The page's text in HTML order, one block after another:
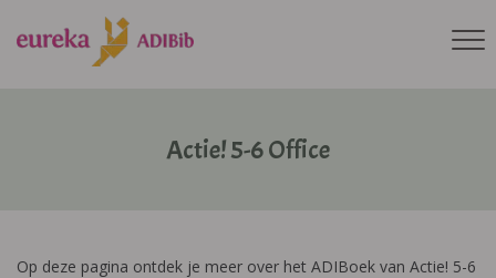
Actie! 5-6 Office
Op deze pagina ontdek je meer over het ADIBoek van Actie! 5-6